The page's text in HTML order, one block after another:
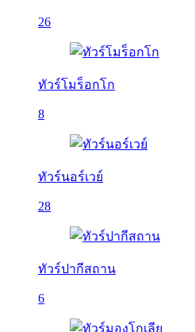
26
ทัวร์โมร็อกโก
8
ทัวร์นอร์เวย์
28
ทัวร์ปากีสถาน
6